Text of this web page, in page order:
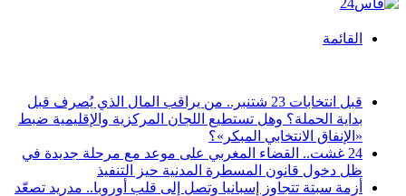
القائمة
قبل انتخابات 23 شتنبر.. من يراقب المال الذي يُصرف قبل
بداية الحملة؟ وهل تستطيع اللجان المركزية والإقليمية ضبط
«الإنفاق الانتخابي المبكر»؟
24 غشت.. القضاء المغربي على موعد مع مرحلة جديدة في
ظل دخول قانون المسطرة المدنية حيز التنفيذ
أزمة سبتة تتجاوز إسبانيا وتصل إلى قلب أوروبا.. مدريد تصعّد